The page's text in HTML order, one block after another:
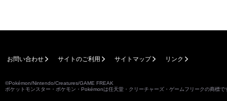
お問い合わせ サイトのご利用 サイトマップ リンク
©Pokémon/Nintendo/Creatures/GAME FREAK
ポケットモンスター・ポケモン・Pokémonは任天堂・クリーチャーズ・ゲームフリークの商標で